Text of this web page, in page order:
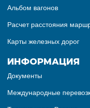
Альбом вагонов
Расчет расстояния
Карты железных дорог
ИНФОРМАЦИЯ
Документы
Международные